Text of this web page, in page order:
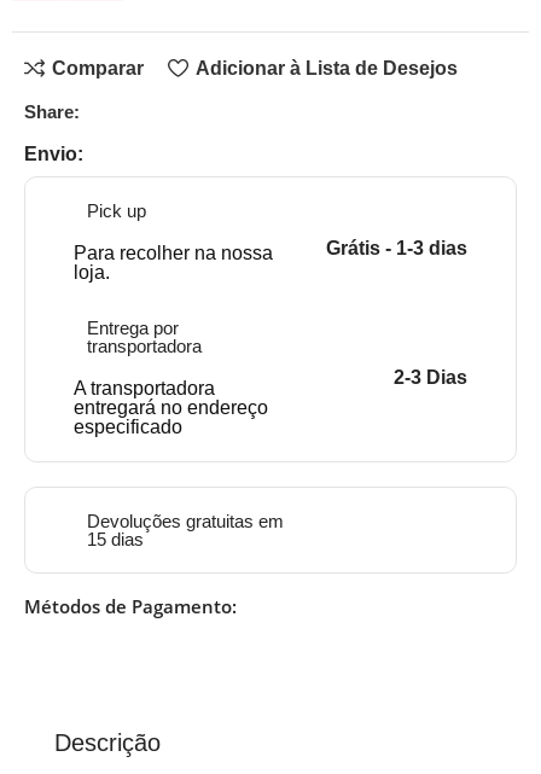
Comparar Adicionar à Lista de Desejos
Share:
Envio:
Pick up
Para recolher na nossa
loja.
Grátis - 1-3 dias
Entrega por
transportadora
A transportadora
entregará no endereço
especificado
2-3 Dias
Devoluções gratuitas em
15 dias
Métodos de Pagamento:
Descrição